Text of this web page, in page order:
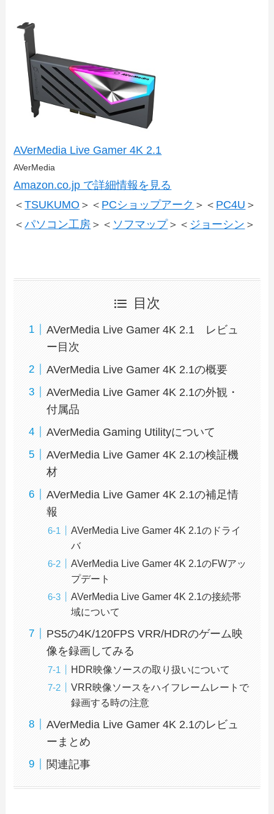
AVerMedia Live Gamer 4K 2.1
AVerMedia
Amazon.co.jp で詳細情報を見る
＜TSUKUMO ＞＜ PCショップアーク ＞＜ PC4U ＞
＜パソコン工房 ＞＜ ソフマップ＞＜ ジョーシン ＞
目次
AVerMedia Live Gamer 4K 2.1 レビュ
ー目次
AVerMedia Live Gamer 4K 2.1の概要
AVerMedia Live Gamer 4K 2.1の外観・
付属品
AVerMedia Gaming Utilityについて
AVerMedia Live Gamer 4K 2.1の検証機
材
AVerMedia Live Gamer 4K 2.1の補足情
報
AVerMedia Live Gamer 4K 2.1のドライ
バ
AVerMedia Live Gamer 4K 2.1のFWアッ
プデート
AVerMedia Live Gamer 4K 2.1の接続帯
域について
PS5の4K/120FPS VRR/HDRのゲーム映
像を録画してみる
HDR映像ソースの取り扱いについて
VRR映像ソースをハイフレームレートで
録画する時の注意
AVerMedia Live Gamer 4K 2.1のレビュ
ーまとめ
関連記事